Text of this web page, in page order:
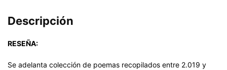
Descripción
RESEÑA:
Se adelanta colección de poemas recopilados entre 2.019 y